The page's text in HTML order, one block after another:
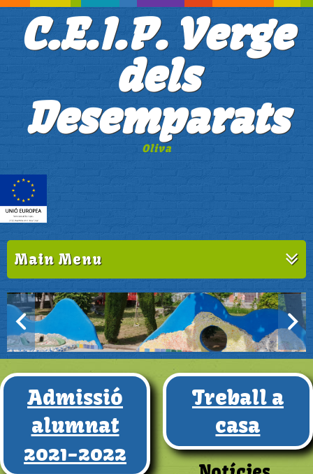
C.E.I.P. Verge
dels
Desemparats
Oliva
Main Menu
Admissió
alumnat
2021-2022
Treball a
casa